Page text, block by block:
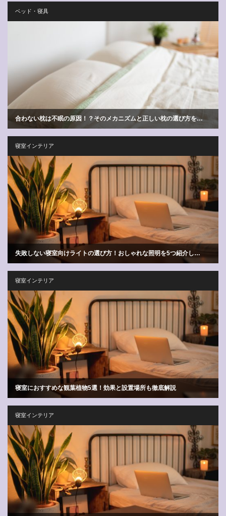
ベッド・寝具
合わない枕は不眠の原因！？そのメカニズムと正しい枕の選び方を…
寝室インテリア
失敗しない寝室向けライトの選び方！おしゃれな照明を5つ紹介し…
寝室インテリア
寝室におすすめな観葉植物5選！効果と設置場所も徹底解説
寝室インテリア